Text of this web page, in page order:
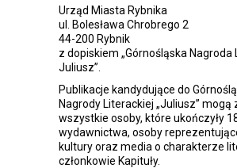
Urząd Miasta Rybnika
ul. Bolesława Chrobrego 2
44-200 Rybnik
z dopiskiem „Górnośląska Nagroda
Juliusz”.
Publikacje kandydujące do
Nagrody Literackiej „Juliusz” mogą
wszystkie osoby, które ukończyły
wydawnictwa, osoby
kultury oraz media o charakterze
członkowie Kapituły.